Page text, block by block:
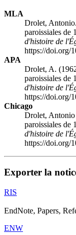
MLA
Drolet,
paroissiales de
d'histoire de
https://doi.org/
APA
Drolet, A.
paroissiales de
d'histoire de
https://doi.org/
Chicago
Drolet, Antonio
paroissiales de
d'histoire de
https://doi.org/
Exporter la
RIS
EndNote, Papers,
ENW